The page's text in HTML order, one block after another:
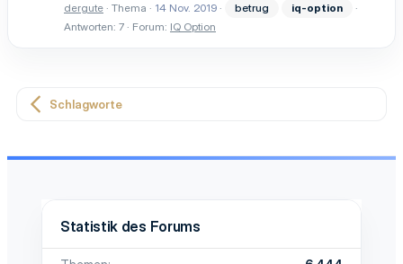
dergute Thema 14 Nov. 2019 betrug
iq-option
Antworten: 7
Forum: IQ Option
Schlagworte
Statistik des Forums